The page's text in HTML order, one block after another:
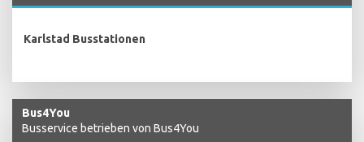
Karlstad Busstationen
Bus4You
Busservice betrieben von Bus4You